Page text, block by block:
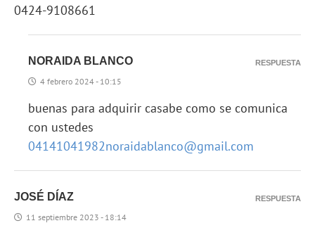
0424-9108661
NORAIDA BLANCO
4 febrero 2024 - 10:15
buenas para adquirir casabe como se comunica
con ustedes
04141041982noraidablanco@gmail.com
RESPUESTA
JOSÉ DÍAZ
11 septiembre 2023 - 18:14
RESPUESTA